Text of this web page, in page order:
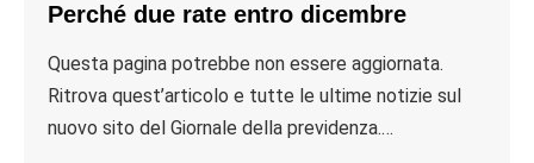
Perché due rate entro dicembre
Questa pagina potrebbe non essere aggiornata.
Ritrova quest’articolo e tutte le ultime notizie sul
nuovo sito del Giornale della previdenza.…